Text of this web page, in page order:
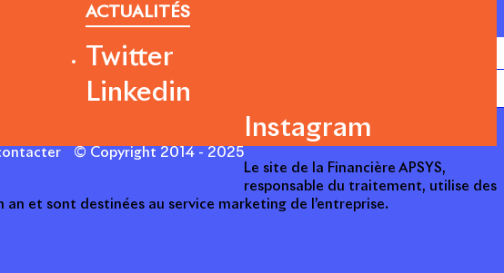
ACTUALITÉS
© Copyright 2014 - 2025
Twitter
Linkedin
Instagram
Le site de la Financière APSYS,
responsable du traitement, utilise des
et sont destinées au service marketing de l’entreprise.